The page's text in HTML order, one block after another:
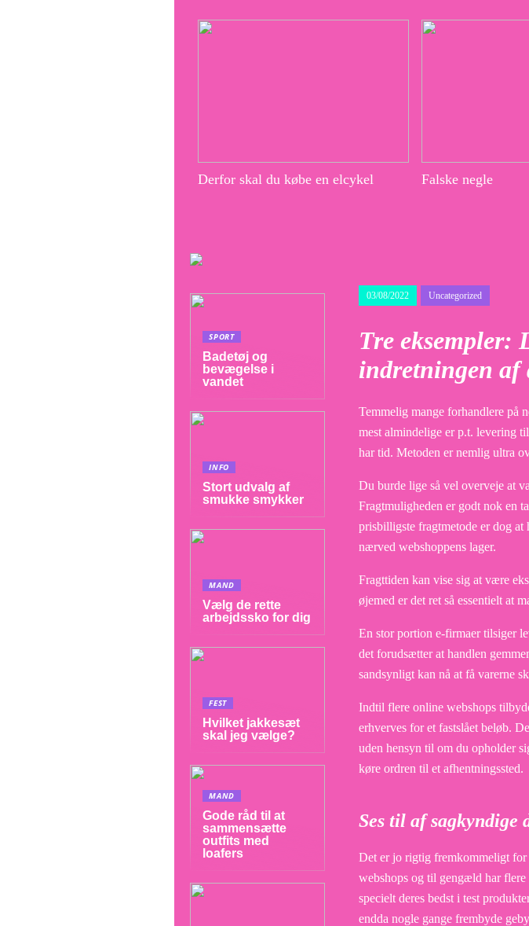
Derfor skal du købe en elcykel Falske negle
03/08/2022 Uncategorized
Tre eksempler:
indretningen af
Temmelig mange forhandlere på
mest almindelige er p.t. levering
har tid. Metoden er nemlig ultra
Du burde lige så vel overveje at
Fragtmuligheden er godt nok en
prisbilligste fragtmetode er dog at
nærved webshoppens lager.
Fragttiden kan vise sig at være
øjemed er det ret så essentielt at
En stor portion e-firmaer tilsiger
det forudsætter at handlen
sandsynligt kan nå at få varerne
Indtil flere online webshops
erhverves for et fastslået beløb.
uden hensyn til om du opholder
køre ordren til et afhentningssted.
Ses til af sagkyndige
Det er jo rigtig fremkommeligt for
webshops og til gengæld har flere
specielt deres bedst i test
endda nogle gange frembyde
SPORT
Badetøj og
bevægelse i
vandet
INFO
Stort udvalg af
smukke smykker
MAND
Vælg de rette
arbejdssko for dig
FEST
Hvilket jakkesæt
skal jeg vælge?
MAND
Gode råd til at
sammensætte
outfits med
loafers